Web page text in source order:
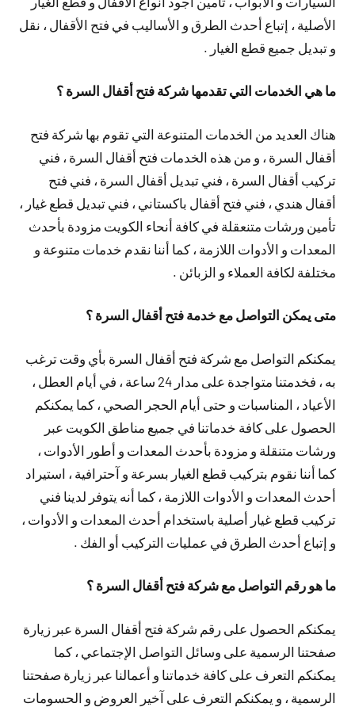
الأصلية ، إتباع أحدث الطرق و الأساليب في فتح الأقفال ، نقل
و تبديل جميع قطع الغيار .
ما هي الخدمات التي تقدمها شركة فتح أقفال السرة ؟
هناك العديد من الخدمات المتنوعة التي تقوم بها شركة فتح
أقفال السرة ، و من هذه الخدمات فتح أقفال السرة ، فني
تركيب أقفال السرة ، فني تبديل أقفال السرة ، فني فتح
أقفال هندي ، فني فتح أقفال باكستاني ، فني تبديل قطع غيار ،
تأمين ورشات متنعقلة في كافة أنحاء الكويت مزودة بأحدث
المعدات و الأدوات اللازمة ، كما أننا نقدم خدمات متنوعة و
مختلفة لكافة العملاء و الزبائن .
متى يمكن التواصل مع خدمة فتح أقفال السرة ؟
يمكنكم التواصل مع شركة فتح أقفال السرة بأي وقت ترغب
به ، فخدمتنا متواجدة على مدار 24 ساعة ، في أيام العطل ،
الأعياد ، المناسبات و حتى أيام الحجر الصحي ، كما يمكنكم
الحصول على كافة خدماتنا في جميع مناطق الكويت عبر
ورشات متنقلة و مزودة بأحدث المعدات و أطور الأدوات ،
كما أننا نقوم بتركيب قطع الغيار بسرعة و آحترافية ، استيراد
أحدث المعدات و الأدوات اللازمة ، كما أنه يتوفر لدينا فني
تركيب قطع غيار أصلية باستخدام أحدث المعدات و الأدوات ،
و إتباع أحدث الطرق في عمليات التركيب أو الفك .
ما هو رقم التواصل مع شركة فتح أقفال السرة ؟
يمكنكم الحصول على رقم شركة فتح أقفال السرة عبر زيارة
صفحتنا الرسمية على وسائل التواصل الإجتماعي ، كما
يمكنكم التعرف على كافة خدماتنا و أعمالنا عبر زيارة صفحتنا
الرسمية ، و يمكنكم التعرف على آخير العروض و الحسومات